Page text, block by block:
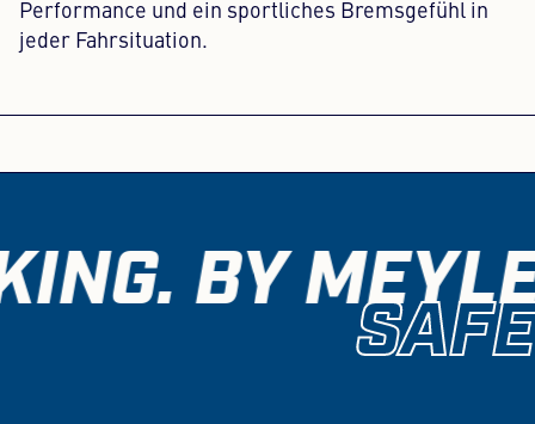
Performance und ein sportliches Bremsgefühl in
jeder Fahrsituation.
BY